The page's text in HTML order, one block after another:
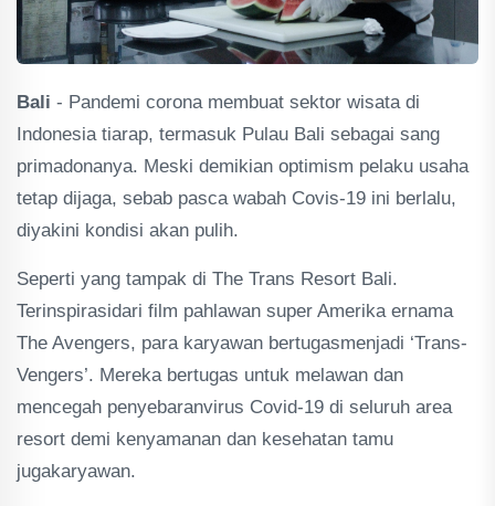
Bali - Pandemi corona membuat sektor wisata di
Indonesia tiarap, termasuk Pulau Bali sebagai sang
primadonanya. Meski demikian optimism pelaku usaha
tetap dijaga, sebab pasca wabah Covis-19 ini berlalu,
diyakini kondisi akan pulih.
Seperti yang tampak di The Trans Resort Bali.
Terinspirasidari film pahlawan super Amerika ernama
The Avengers, para karyawan bertugasmenjadi ‘Trans-
Vengers’. Mereka bertugas untuk melawan dan
mencegah penyebaranvirus Covid-19 di seluruh area
resort demi kenyamanan dan kesehatan tamu
jugakaryawan.